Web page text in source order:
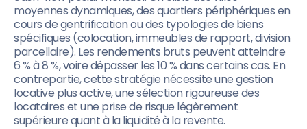
moyennes dynamiques, des quartiers périphériques en
cours de gentrification ou des typologies de biens
spécifiques (colocation, immeubles de rapport, division
parcellaire). Les rendements bruts peuvent atteindre
6 % à 8 %, voire dépasser les 10 % dans certains cas. En
contrepartie, cette stratégie nécessite une gestion
locative plus active, une sélection rigoureuse des
locataires et une prise de risque légèrement
supérieure quant à la liquidité à la revente.